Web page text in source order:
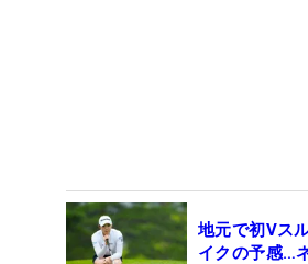
地元で初Vス
イクの予感…